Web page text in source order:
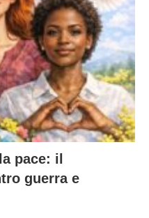
pace: il
guerra e